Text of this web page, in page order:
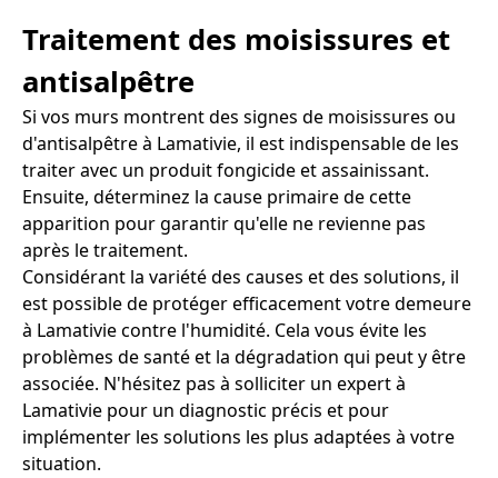
Traitement des moisissures et
antisalpêtre
Si vos murs montrent des signes de moisissures ou
d'antisalpêtre à Lamativie, il est indispensable de les
traiter avec un produit fongicide et assainissant.
Ensuite, déterminez la cause primaire de cette
apparition pour garantir qu'elle ne revienne pas
après le traitement.
Considérant la variété des causes et des solutions, il
est possible de protéger efficacement votre demeure
à Lamativie contre l'humidité. Cela vous évite les
problèmes de santé et la dégradation qui peut y être
associée. N'hésitez pas à solliciter un expert à
Lamativie pour un diagnostic précis et pour
implémenter les solutions les plus adaptées à votre
situation.